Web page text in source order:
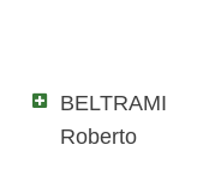
BELTRAMI
Roberto